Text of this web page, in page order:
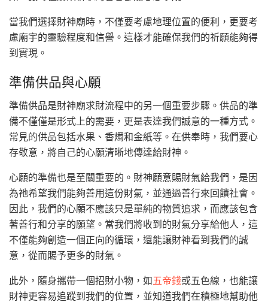
當我們選擇財神廟時，不僅要考慮地理位置的便利，更要考
慮廟宇的靈驗程度和信譽。這樣才能確保我們的祈願能夠得
到實現。
準備供品與心願
準備供品是財神廟求財流程中的另一個重要步驟。供品的準
備不僅僅是形式上的需要，更是表達我們誠意的一種方式。
常見的供品包括水果、香燭和金紙等。在供奉時，我們要心
存敬意，將自己的心願清晰地傳達給財神。
心願的準備也是至關重要的。財神願意賜財氣給我們，是因
為祂希望我們能夠善用這份財氣，並通過善行來回饋社會。
因此，我們的心願不應該只是單純的物質追求，而應該包含
著善行和分享的願望。當我們將收到的財氣分享給他人，這
不僅能夠創造一個正向的循環，還能讓財神看到我們的誠
意，從而賜予更多的財氣。
此外，隨身攜帶一個招財小物，如五帝錢或五色線，也能讓
財神更容易追蹤到我們的位置，並知道我們在積極地幫助他